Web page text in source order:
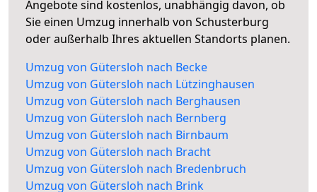
Angebote sind kostenlos, unabhängig davon, ob
Sie einen Umzug innerhalb von Schusterburg
oder außerhalb Ihres aktuellen Standorts planen.
Umzug von Gütersloh nach Becke
Umzug von Gütersloh nach Lützinghausen
Umzug von Gütersloh nach Berghausen
Umzug von Gütersloh nach Bernberg
Umzug von Gütersloh nach Birnbaum
Umzug von Gütersloh nach Bracht
Umzug von Gütersloh nach Bredenbruch
Umzug von Gütersloh nach Brink